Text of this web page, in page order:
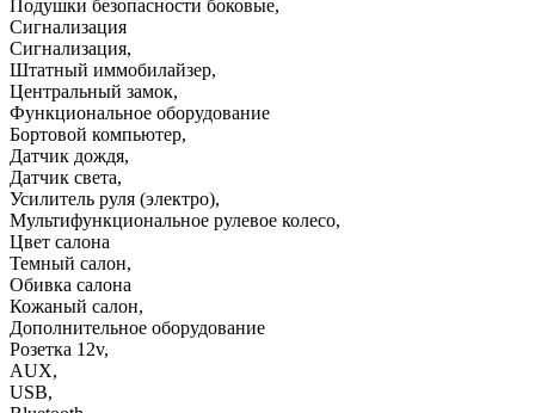
Подушки безопасности боковые,
Сигнализация
Сигнализация,
Штатный иммобилайзер,
Центральный замок,
Функциональное оборудование
Бортовой компьютер,
Датчик дождя,
Датчик света,
Усилитель руля (электро),
Мультифункциональное рулевое колесо,
Цвет салона
Темный салон,
Обивка салона
Кожаный салон,
Дополнительное оборудование
Розетка 12v,
AUX,
USB,